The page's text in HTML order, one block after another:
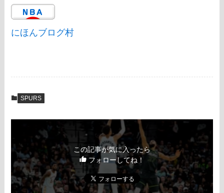
にほんブログ村
SPURS
この記事が気に入ったら
フォローしてね！